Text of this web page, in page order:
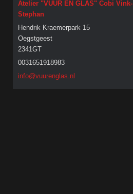
Atelier "VUUR EN GLAS" Cobi Vink-
Stephan
Hendrik Kraemerpark 15
Oegstgeest
2341GT
0031651918983
info@vuurenglas.nl